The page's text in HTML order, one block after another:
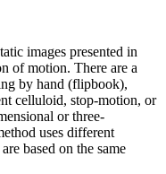
images presented in
of motion. There are a
by hand (flipbook),
celluloid, stop-motion, or
or three-
uses different
based on the same